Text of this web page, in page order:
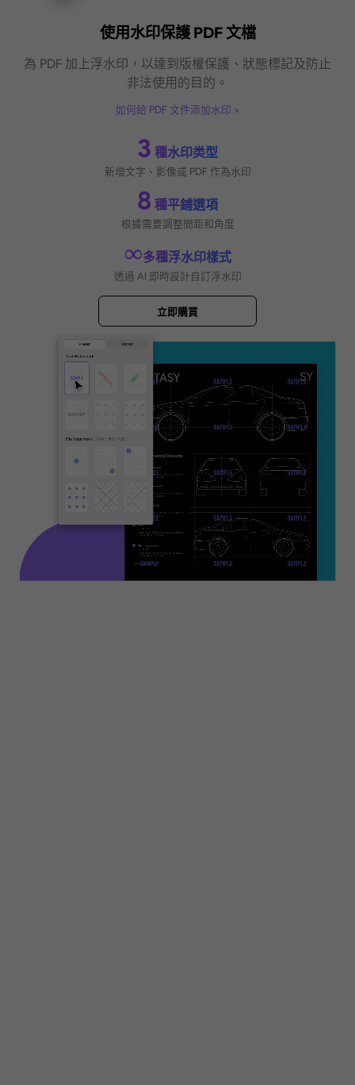
在 iPhone 和 iPad 上
隱藏檔案更安全
在 iPhone 或 iPad 上使用密碼或面容 ID 保護
空間中的私人檔案。
如何將檔案添加到安全空間
支援所有格式的檔案
文件、音訊、影片、圖片等